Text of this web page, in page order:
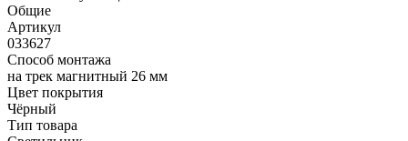
Общие
Артикул
033627
Способ монтажа
на трек магнитный 26 мм
Цвет покрытия
Чёрный
Тип товара